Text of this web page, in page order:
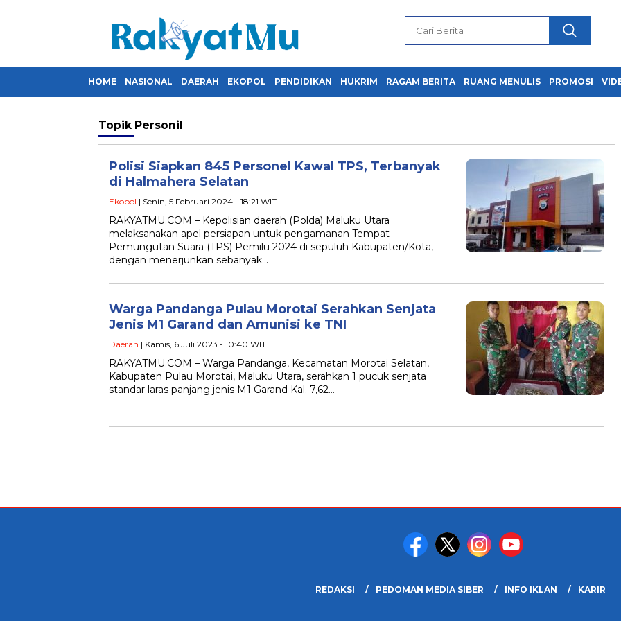
HOME NASIONAL DAERAH EKOPOL PENDIDIKAN HUKRIM RAGAM BERITA RUANG MENULIS PROMOSI
Topik Personil
Polisi Siapkan 845 Personel Kawal TPS, Terbanyak
di Halmahera Selatan
Ekopol | Senin, 5 Februari 2024 - 18:21 WIT
RAKYATMU.COM – Kepolisian daerah (Polda) Maluku Utara
melaksanakan apel persiapan untuk pengamanan Tempat
Pemungutan Suara (TPS) Pemilu 2024 di sepuluh Kabupaten/Kota,
dengan menerjunkan sebanyak…
Warga Pandanga Pulau Morotai Serahkan Senjata
Jenis M1 Garand dan Amunisi ke TNI
Daerah | Kamis, 6 Juli 2023 - 10:40 WIT
RAKYATMU.COM – Warga Pandanga, Kecamatan Morotai Selatan,
Kabupaten Pulau Morotai, Maluku Utara, serahkan 1 pucuk senjata
standar laras panjang jenis M1 Garand Kal. 7,62…
REDAKSI PEDOMAN MEDIA SIBER INFO IKLAN KARIR